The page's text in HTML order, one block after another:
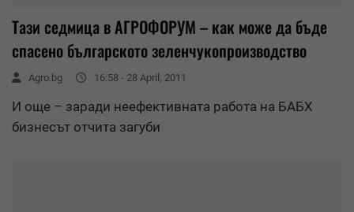
Тази седмица в АГРОФОРУМ – как може да бъде
спасено българското зеленчукопроизводство
Agro.bg 16:58 - 28 April, 2011
И още – заради неефективната работа на БАБХ
бизнесът отчита загуби